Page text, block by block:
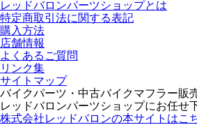
レッドバロンパーツショップとは
特定商取引法に関する表記
購入方法
店舗情報
よくあるご質問
リンク集
サイトマップ
バイクパーツ・中古バイクマフラー販
レッドバロンパーツショップにお任せ
株式会社レッドバロンの本サイトはこ